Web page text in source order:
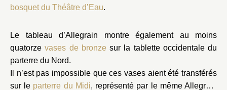
bosquet du Théâtre d’Eau.
Le tableau d’Allegrain montre également au moins
quatorzevases de bronze sur la tablette occidentale du
parterre du Nord.
Il n’est pas impossible que ces vases aient été transférés
sur le parterre du Midi, représenté par le même Allegrain